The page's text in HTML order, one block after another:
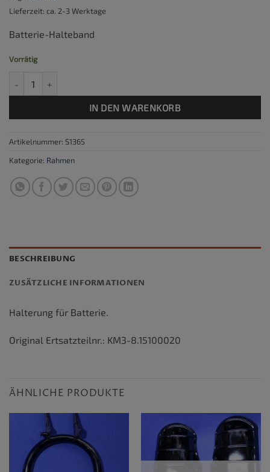
Lieferzeit: ca. 2-3 Werktage
Batterie-Halteband
Vorrätig
IN DEN WARENKORB
Artikelnummer: S1365
Kategorie: Rahmen
BESCHREIBUNG
ZUSÄTZLICHE INFORMATIONEN
Halterung für Batterie.
Original Ertsatzteilnr.: KM3-8.15100020
ÄHNLICHE PRODUKTE